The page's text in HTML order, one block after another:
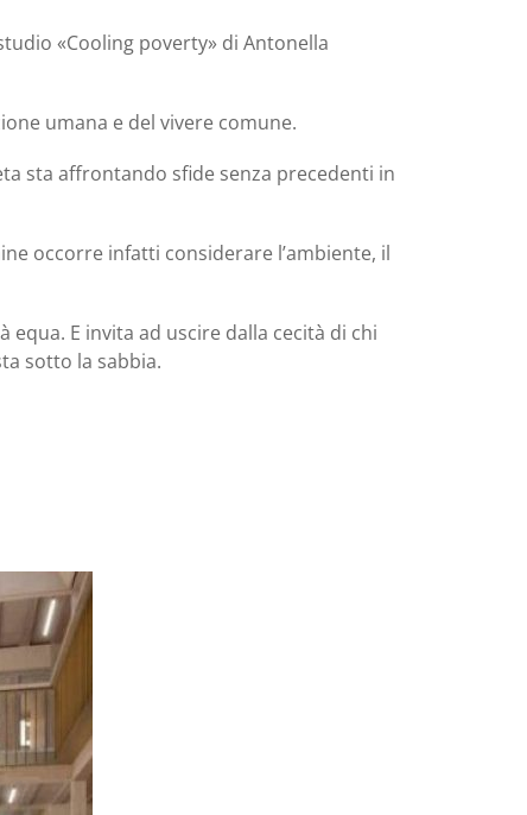
«Cooling poverty» di Antonella
umana e del vivere comune.
sta affrontando sfide senza precedenti in
occorre infatti considerare l’ambiente, il
equa. E invita ad uscire dalla cecità di chi
sotto la sabbia.